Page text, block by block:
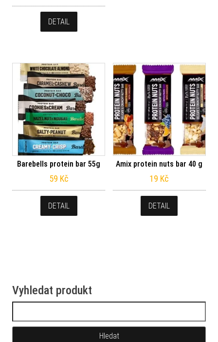
DETAIL
Barebells protein bar 55g
59 Kč
DETAIL
Amix protein nuts bar 40 g
19 Kč
DETAIL
Vyhledat produkt